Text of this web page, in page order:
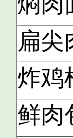
扁尖
炸鸡
鲜肉